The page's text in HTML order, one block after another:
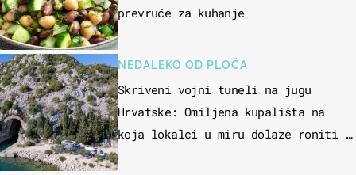
prevruće za kuhanje
NEDALEKO OD PLOČA
Skriveni vojni tuneli na jugu
Hrvatske: Omiljena kupališta na
koja lokalci u miru dolaze roniti i